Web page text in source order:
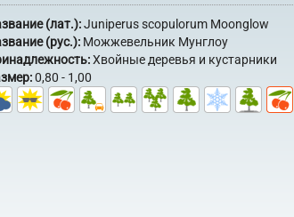
(лат.):Juniperus scopulorum Moonglow
(рус.): Можжевельник Мунглоу
Хвойные деревья и кустарники
0,80 - 1,00